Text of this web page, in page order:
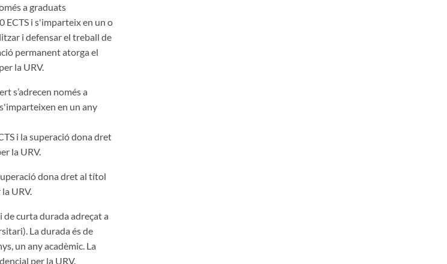
a graduats
ECTS i s'imparteix en un o
i defensar el treball de
permanent atorga el
la URV.
s’adrecen només a
en un any
i la superació dona dret
la URV.
dona dret al títol
URV.
curta durada adreçat a
La durada és de
un any acadèmic. La
per la URV.